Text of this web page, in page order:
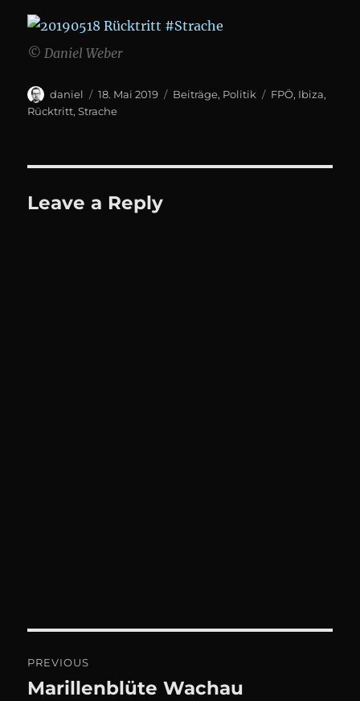
© Daniel Weber
Author
daniel
Posted
on
18. Mai 2019 Categories
Beiträge, Politik Tags
FPÖ, Ibiza,
Rücktritt,Strache
Leave a Reply
Navigation
PREVIOUS
Previous
Marillenblüte Wachau